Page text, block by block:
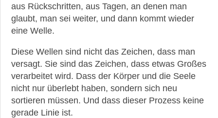
aus Rückschritten, aus Tagen, an denen man
glaubt, man sei weiter, und dann kommt wieder
eine Welle.
Diese Wellen sind nicht das Zeichen, dass man
versagt. Sie sind das Zeichen, dass etwas Großes
verarbeitet wird. Dass der Körper und die Seele
nicht nur überlebt haben, sondern sich neu
sortieren müssen. Und dass dieser Prozess keine
gerade Linie ist.